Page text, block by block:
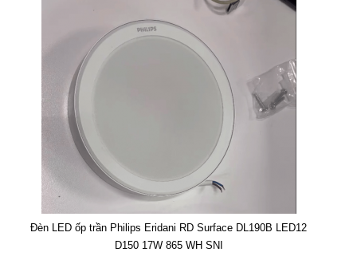
Đèn LED ốp trần Philips Eridani RD Surface DL190B LED12
D150 17W 865 WH SNI